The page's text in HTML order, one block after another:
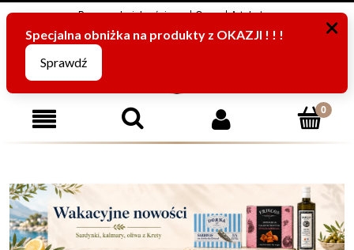
Program Lojalnościowy O nas Artykuły
795816067 (pn-pt od 8:00 -15:00)